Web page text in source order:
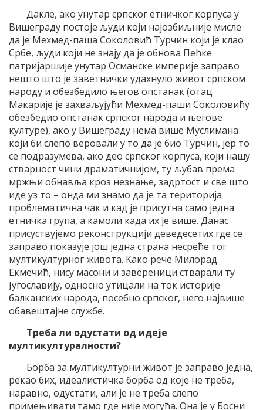
Дакле, ако унутар српског етничког корпуса у
Вишеграду постоје људи који најозбиљније мисле
да је Мехмед-паша Соколовић Турчин који је клао
Србе, људи који не знају да је обнова Пећке
патријаршије унутар Османске империје заправо
нешто што је заветнички удахнуло живот српском
народу и обезбедило његов опстанак (отац
Макарије је захваљујући Мехмед-паши Соколовићу
обезбедио опстанак српског народа и његове
културе), ако у Вишеграду нема више Муслимана
који би слепо веровали у то да је био Турчин, јер то
се подразумева, ако део српског корпуса, који нашу
стварност чини драматичнијом, ту љубав према
мржњи обнавља кроз незнање, задртост и све што
иде уз то – онда ми знамо да је та територија
проблематична чак и кад је присутна само једна
етничка група, а камоли када их је више. Данас
присуствујемо реконструкцији деведесетих где се
заправо показује још једна страна несреће тог
мултикултурног живота. Како рече Милорад
Екмечић, нису масони и завереници стварали ту
Југославију, односно утицали на ток историје
балканских народа, посебно српског, него највише
обавештајне службе.
Треба ли одустати од идеје
мултикултуралности?
Борба за мултикултурни живот је заправо једна,
рекао бих, идеалистичка борба од које не треба,
наравно, одустати, али је не треба слепо
примењивати тамо где није могућа. Она је у Босни